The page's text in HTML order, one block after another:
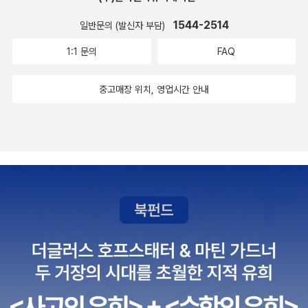
는다고 했다. '오늘은 누가 오나요?' 여쭤보자 '나도 몰라. 매번 다르거
든. 그게 재미야.' 라는 답이 돌아왔다. -p.221~222와- 제자들을 위
수 있는건 아니다. 이 부분을 읽다가 문득 그런 생각이 들었다.내가 교
수님의 집필실에 찾아가는 학생이 아니었고 또 지금도 아니라면, 이
성주의 모임 더덕단 있을 때도, 그렇게나 사무실 한 칸을 마련하고 싶
었더랬다. 지금 다시, 그 꿈이 생긴다. 나도 작업실을 만들자. 작업실
을 만들어서 개방하자. 공부하는 사람, 이야기 나누는 사람들을 언제
‘이란’이 아니라 ‘우리의 국익’이 아닌가란 생각마저 든다.‘자원’과 ‘시
겠지만, ‘책으로 읽는 세상’은 그것과는 좀 달라야 하지 않을까 싶다.
리 ‘그들의 눈’으로 보는 건 어떨까. 이란에 대해서라면 이란인들의 눈
않으면서 담담하게 펼쳐놓는다.사트라피의 이야기도 1980년부터 시
는 명령이 내려진다. 1년전만 하더라도 그녀는 프랑스계 학교에 다녔
지만 해가 바뀌면서 외국계 학교는 자본주의의 상징이자 타락의 상징
le)이 몰고 오던 자동차에 치여 죽는다. 8월 13일(월): 롤리타 하이킹
큐로 간다. 험버트와 롤리타는 그 날 밤을 파킹턴(Parkington)에 있
다. 1948 11월: 롤리타는 교실에서 자주 한숨을 쉰다. 12월: 교장 선
있도록 허가해 주기를 요청한다. 크리스마스: 롤리타는 기관지염에
걸린다. 1949 1월 1일(토): 험버트는 롤리타의 14회 생일 선물로 자
일반문의 (발신자 부담) 1544-2514
1:1 문의 FAQ
중고매장 위치, 영업시간 안내